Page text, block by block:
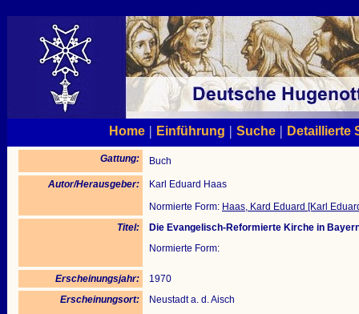
Home| Einführung | Suche| Detaillierte
Gattung: Buch
Autor/Herausgeber:
Karl Eduard Haas
Normierte Form: Haas, Kard Eduard [Karl
Titel:
Die Evangelisch-Reformierte Kirche in
Normierte Form:
Erscheinungsjahr:
1970
Erscheinungsort:
Neustadt a. d. Aisch